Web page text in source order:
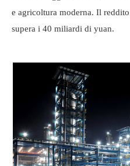
e agricoltura moderna. Il
supera i 40 miliardi di yuan.